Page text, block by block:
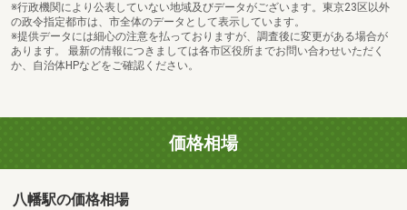
※行政機関により公表していない地域及びデータがございます。東京23区以外
の政令指定都市は、市全体のデータとして表示しています。
※提供データには細心の注意を払っておりますが、調査後に変更がある場合が
あります。 最新の情報につきましては各市区役所までお問い合わせいただく
か、自治体HPなどをご確認ください。
価格相場
八幡駅の価格相場